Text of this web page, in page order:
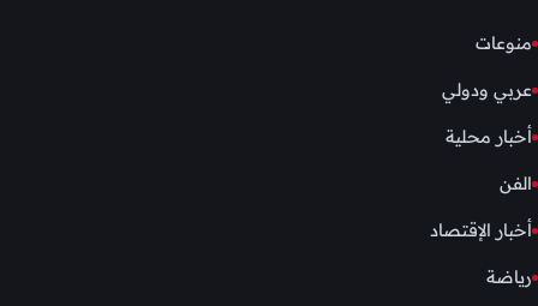
منوعات
عربي ودولي
أخبار محلية
الفن
أخبار الإقتصاد
رياضة